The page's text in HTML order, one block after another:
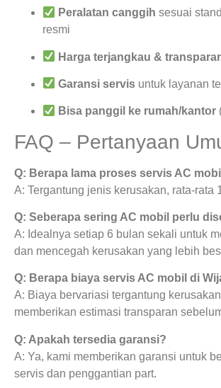
Peralatan canggih sesuai
resmi
Harga terjangkau &
Garansi servis untuk layanan
Bisa panggil ke rumah/kantor
FAQ – Pertanyaan
Q: Berapa lama proses servis AC
A: Tergantung jenis kerusakan, rata-rata
Q: Seberapa sering AC mobil perlu
A: Idealnya setiap 6 bulan sekali untuk
dan mencegah kerusakan yang lebih
Q: Berapa biaya servis AC mobil di
A: Biaya bervariasi tergantung
memberikan estimasi transparan
Q: Apakah tersedia garansi?
A: Ya, kami memberikan garansi untuk
servis dan penggantian part.